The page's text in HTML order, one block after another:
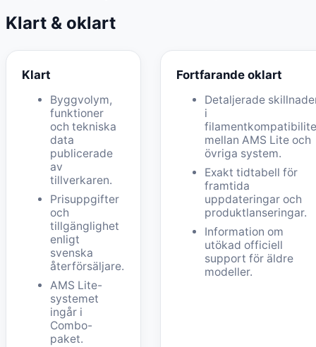
Klart & oklart
Klart
Byggvolym,
funktioner
och tekniska
data
publicerade
av
tillverkaren.
Prisuppgifter
och
tillgänglighet
enligt
svenska
återförsäljare.
AMS Lite-
systemet
ingår i
Combo-
paket.
Fortfarande oklart
Detaljerade
i
mellan AMS Lite och
övriga system.
Exakt tidtabell för
framtida
uppdateringar och
produktlanseringar.
Information om
utökad officiell
support för äldre
modeller.